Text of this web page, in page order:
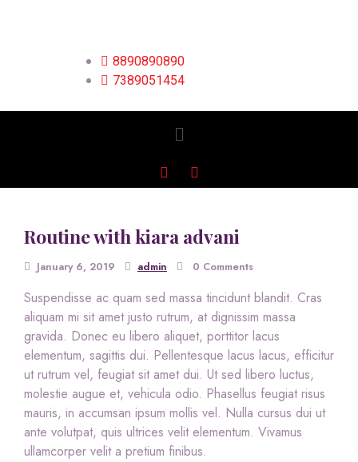
8890890890
7389051454
Routine with kiara advani
January 6, 2019 admin 0 Comments
Suspendisse ac quam sed massa tincidunt blandit. Cras
aliquam mi sit amet justo rutrum, at dignissim massa
gravida. Donec eu libero aliquet, porttitor lacus
elementum, sagittis dui. Pellentesque lacus lacus, efficitur
ut rutrum vel, feugiat sit amet dui. Ut sed libero luctus,
molestie augue et, vehicula odio. Phasellus feugiat risus
mauris, in accumsan ipsum mollis vel. Nulla cursus dui ut
ante volutpat, quis ultrices velit elementum. Vivamus
ullamcorper velit a pretium finibus.